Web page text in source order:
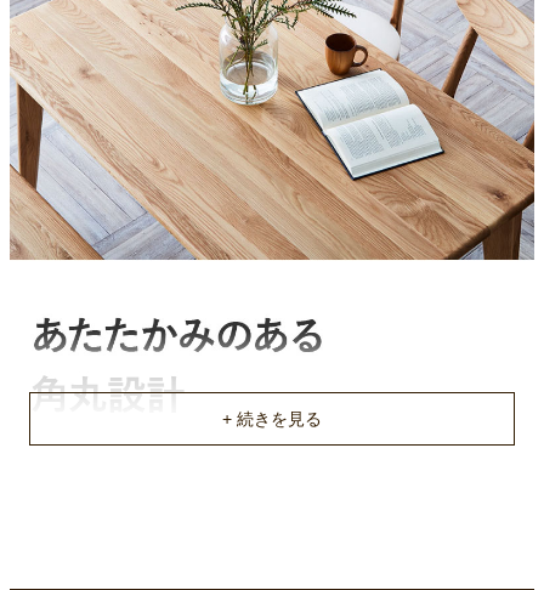
アジャスター
あり
商品重量
約28.4kg
原産国
ベトナム